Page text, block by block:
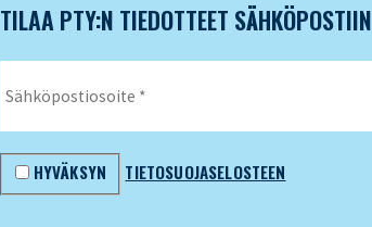
TILAA PTY:N TIEDOTTEET SÄHKÖPOSTIIN
HYVÄKSYN TIETOSUOJASELOSTEEN